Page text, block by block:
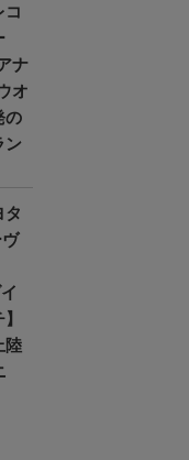
コ
ナ
オ
の
ン
タ
陸